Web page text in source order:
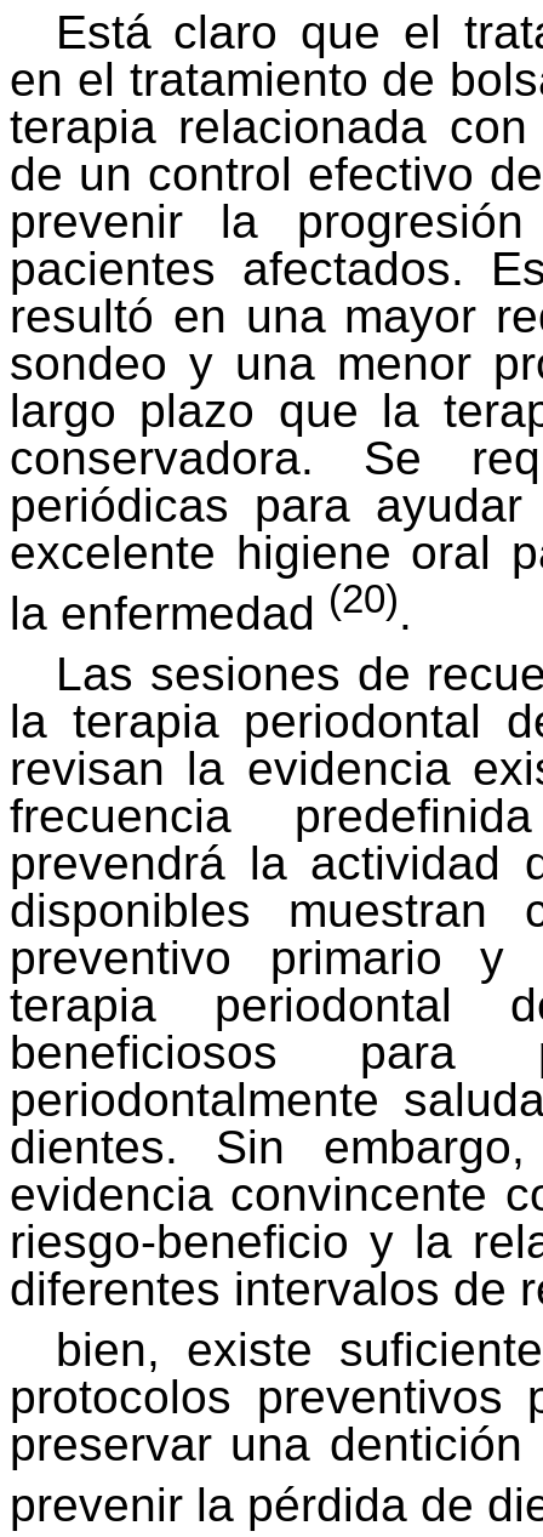
Está claro que el
en el tratamiento de
terapia relacionada
de un control efectivo
prevenir la
pacientes afectados.
resultó en una mayor
sondeo y una menor
largo plazo que la
conservadora. Se
periódicas para
excelente higiene oral
la enfermedad (20).
Las sesiones de
la terapia periodontal
revisan la evidencia
frecuencia
prevendrá la actividad
disponibles muestran
preventivo primario
terapia
beneficiosos para
periodontalmente
dientes. Sin
evidencia convincente
riesgo-beneficio y la
diferentes intervalos de
bien, existe
protocolos preventivos
preservar una dentición
prevenir la pérdida de